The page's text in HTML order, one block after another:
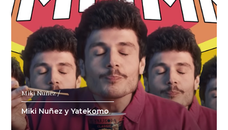
Miki Nuñez /
Miki Nuñez y Yatekomo